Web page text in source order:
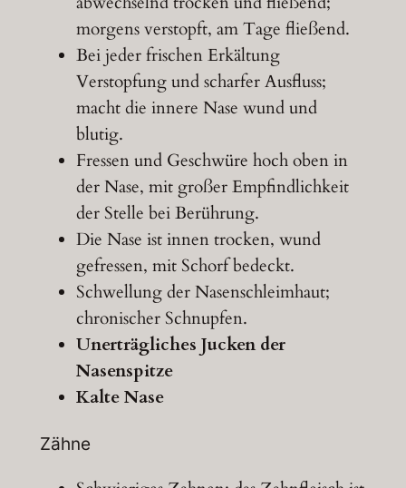
morgens verstopft, am Tage fließend.
Bei jeder frischen Erkältung
Verstopfung und scharfer Ausfluss;
macht die innere Nase wund und
blutig.
Fressen und Geschwüre hoch oben in
der Nase, mit großer Empfindlichkeit
der Stelle bei Berührung.
Die Nase ist innen trocken, wund
gefressen, mit Schorf bedeckt.
Schwellung der Nasenschleimhaut;
chronischer Schnupfen.
Unerträgliches Jucken der
Nasenspitze
Kalte Nase
Zähne